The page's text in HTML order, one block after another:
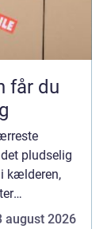
pludselig
kælderen,
august 2026